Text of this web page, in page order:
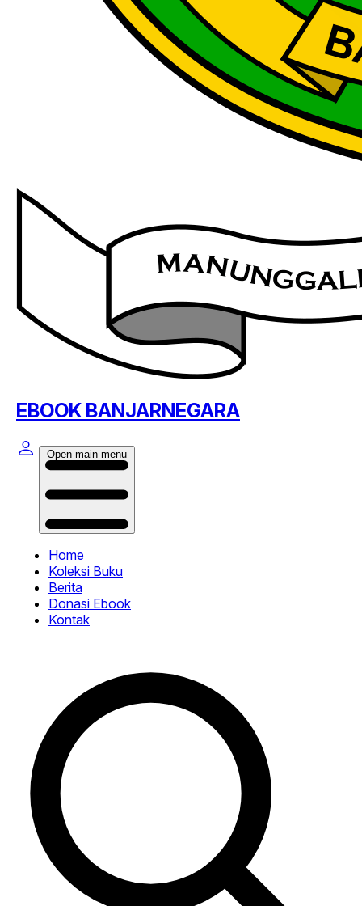
EBOOK BANJARNEGARA
Open main menu
Home
Koleksi Buku
Berita
Donasi Ebook
Kontak